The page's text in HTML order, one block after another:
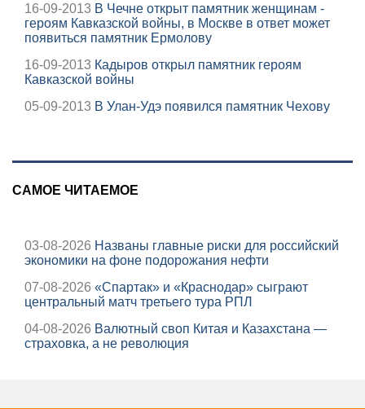
16-09-2013 В Чечне открыт памятник женщинам -
героям Кавказской войны, в Москве в ответ может
появиться памятник Ермолову
16-09-2013 Кадыров открыл памятник героям
Кавказской войны
05-09-2013 В Улан-Удэ появился памятник Чехову
САМОЕ ЧИТАЕМОЕ
03-08-2026 Названы главные риски для российский
экономики на фоне подорожания нефти
07-08-2026 «Спартак» и «Краснодар» сыграют
центральный матч третьего тура РПЛ
04-08-2026 Валютный своп Китая и Казахстана —
страховка, а не революция